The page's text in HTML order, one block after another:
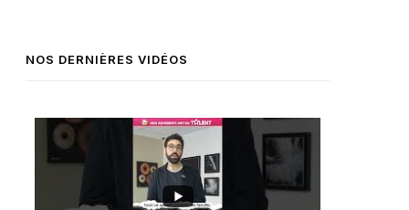
NOS DERNIÈRES VIDÉOS